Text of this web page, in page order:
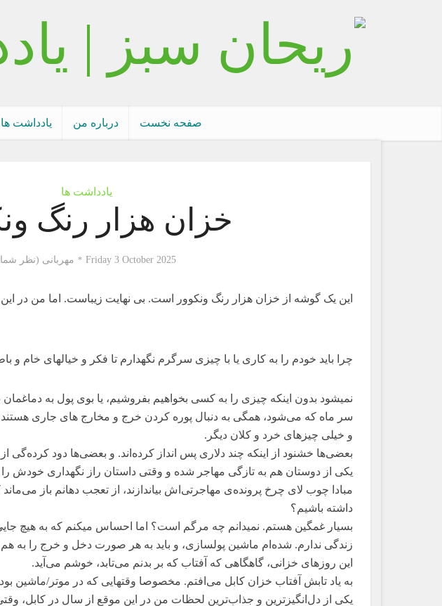
صفحه نخست درباره من یادداشت ها
یادداشت ها
خزان هزار رنگ
Friday 3 October 2025 مهربانی (نظر
این یک گوشه از خزان هزار رنگ ونکوور است. بی نهایت زیباست. اما من در این
چرا باید خودم را به کاری یا با چیزی سرگرم نگهدارم تا فکر و خیالهای خام و
نمیشود بدون اینکه چیزی را به کسی بخواهیم بفروشیم، یا بوی پول به
سر ماه که می‌شود، همگی به دنبال پوره کردن خرج و مخارج های جاری هستند.
و خیلی چیزهای خرد و کلان دیگر.
بعضی‌ها خشنود از اینکه چند دلاری پس انداز کرده‌اند. و بعضی‌ها دود کرده‌گی از
یکی از دوستان هم به تازگی مهاجر شده و وقتی داستان راز نگهداری خودش را
مبادا چوب لای چرخ پرونده‌ی مهاجرتی‌اش بیاندازند، از تعجب دهانم باز
داشته باشیم؟
بسیار غمگین هستم. نمیدانم چه مرگم است؟ اما احساس میکنم که به هیچ جایی
زندگی ندارم. شده‌ام ماشین پولسازی، و باید به هر صورت دخل و خرج را به هم
این روزهای خزانی، گاهگاهی که آفتاب که بر بدنم می‌تابد، خوشم می‌آید.
به یاد تابش آفتاب خزان کابل می‌افتم. مخصوصا وقتهایی که در موتر/ماشین
یکی از دل‌انگیزترین و جذاب‌ترین لحظات من در این موقع از سال در کابل،